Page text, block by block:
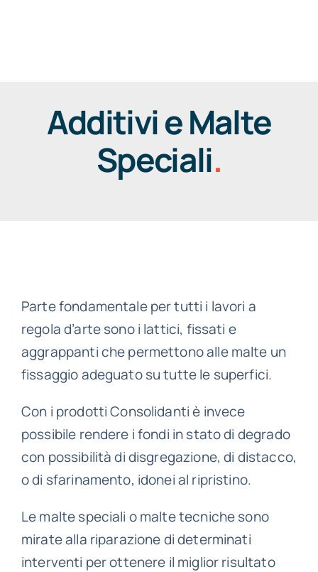
Additivi e Malte
Speciali.
Parte fondamentale per tutti i lavori a
regola d’arte sono i lattici, fissati e
aggrappanti che permettono alle malte un
fissaggio adeguato su tutte le superfici.
Con i prodotti Consolidanti è invece
possibile rendere i fondi in stato di degrado
con possibilità didisgregazione, di distacco,
o di sfarinamento, idonei al ripristino.
Le malte speciali o malte tecniche sono
mirate alla riparazione di determinati
interventi per ottenere il miglior risultato